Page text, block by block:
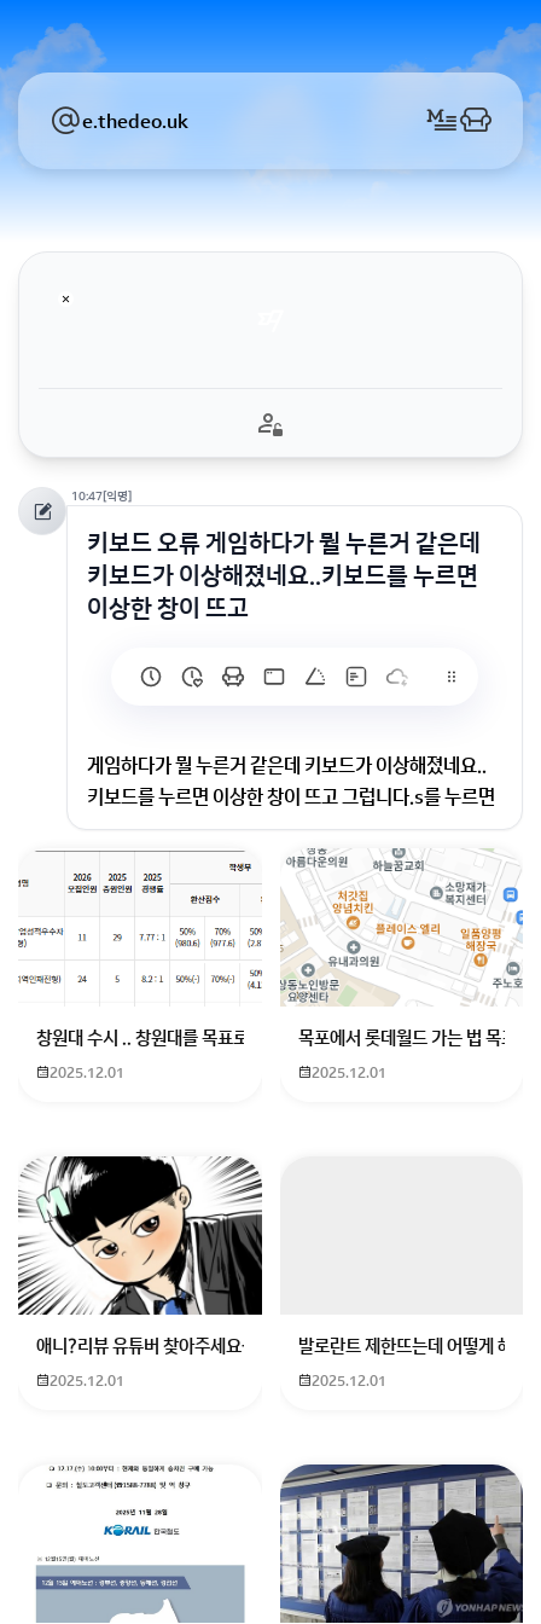
e.thedeo.uk
10:47[익명]
키보드 오류 게임하다가 뭘 누른거 같은데
키보드가 이상해졌네요..키보드를 누르면
이상한 창이 뜨고
게임하다가 뭘 누른거 같은데 키보드가 이상해졌네요..
키보드를 누르면 이상한 창이 뜨고 그럽니다.s를 누르면
검색창이 켜지고 w를 누르면 무슨 화면 캡처 버튼이 나오
네요..해결 방법 아시는 분 있으신가요??
키보드가 usb 3.0에 꽂아져 있다면 usb 2.0 에 꽂아 사
옆에 무선 공유기가 있다면 멀리 떨어치거나 책상위에 있
무선 신호 때문에 키보드 나 마우스 스피커 등등 방해를
오작동을 일으킬수 있습니다
키보드 선을 흔들어 보세요 선에 문제가 있을 수도 있어
요
전원을 전부 끄고요 키보드 연결된거 빼주시고요
시고요
다시한번 전원 1분동안 눌러 주세요 그런다음
키보드 연결해 주시고요 파워 케이블 연결 한다음 전원
창원대 수시 .. 창원대를 목표로 하고 있는 09년생입니다 지금 제 내신이
2025.12.01
목포에서 롯데월드 가는 법 목포
2025.12.01
애니?리뷰 유튜버 찾아주세요ㅠㅠ 무슨 검정머리 남자 캐릭터에 더빙하
2025.12.01
발로란트 제한뜨는데 어떻게 해야
2025.12.01